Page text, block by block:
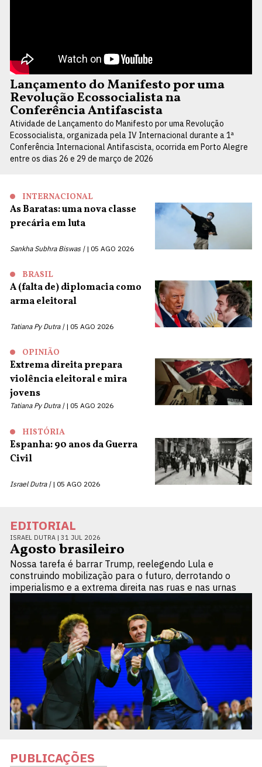
Lançamento do Manifesto por uma
Revolução Ecossocialista na
Conferência Antifascista
Atividade de Lançamento do Manifesto por uma Revolução
Ecossocialista, organizada pela IV Internacional durante a 1ª
Conferência Internacional Antifascista, ocorrida em Porto Alegre
entre os dias 26 e 29 de março de 2026
INTERNACIONAL
As Baratas: uma nova classe
precária em luta
Sankha Subhra Biswas | 05 AGO 2026
BRASIL
A (falta de) diplomacia como
arma eleitoral
Tatiana Py Dutra | 05 AGO 2026
OPINIÃO
Extrema direita prepara
violência eleitoral e mira
jovens
Tatiana Py Dutra | 05 AGO 2026
HISTÓRIA
Espanha: 90 anos da Guerra
Civil
Israel Dutra | 05 AGO 2026
EDITORIAL
ISRAEL DUTRA | 31 JUL 2026
Agosto brasileiro
Nossa tarefa é barrar Trump, reelegendo Lula e
construindo mobilização para o futuro, derrotando o
imperialismo e a extrema direita nas ruas e nas urnas
PUBLICAÇÕES